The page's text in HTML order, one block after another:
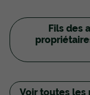
Fils des
Voir toutes les